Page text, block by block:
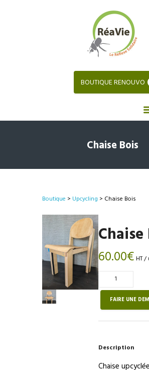
BOUTIQUE RENOUVO
Chaise Bois
Boutique > Upcycling > Chaise Bois
60.00€ HT
Quantité
de
Chaise
Bois
FAIRE UNE
Description
Chaise upcyclée